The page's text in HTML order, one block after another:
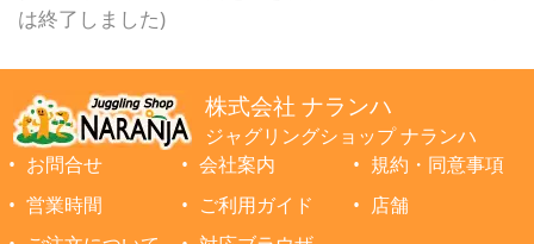
は終了しました)
株式会社 ナランハ
ジャグリングショップ ナランハ
お問合せ
会社案内
規約・同意事項
営業時間
ご利用ガイド
店舗